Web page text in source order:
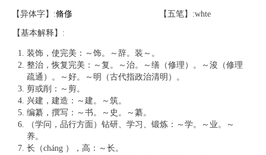
【异体字】:脩俢 【五笔】:whte
【基本解释】:
装饰，使完美：～饰。～辞。装～。
整治，恢复完美：～复。～治。～缮（修理）。～浚（修理
疏通）。～好。～明（古代指政治清明）。
剪或削：～剪。
兴建，建造：～建。～筑。
编纂，撰写：～书。～史。～纂。
（学问，品行方面）钻研、学习、锻炼：～学。～业。～
养。
长（cháng ），高：～长。